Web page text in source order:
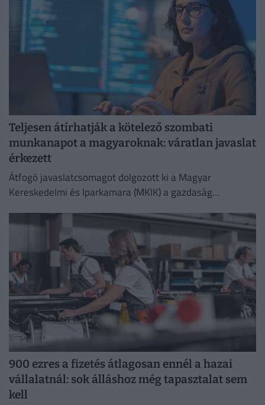
Teljesen átírhatják a kötelező szombati
munkanapot a magyaroknak: váratlan javaslat
érkezett
Átfogó javaslatcsomagot dolgozott ki a Magyar
Kereskedelmi és Iparkamara (MKIK) a gazdaság
kezelése érdekében.
900 ezres a fizetés átlagosan ennél a hazai
vállalatnál: sok álláshoz még tapasztalat sem
kell